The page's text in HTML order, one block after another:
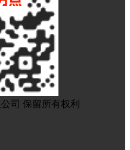
司 保留所有权利